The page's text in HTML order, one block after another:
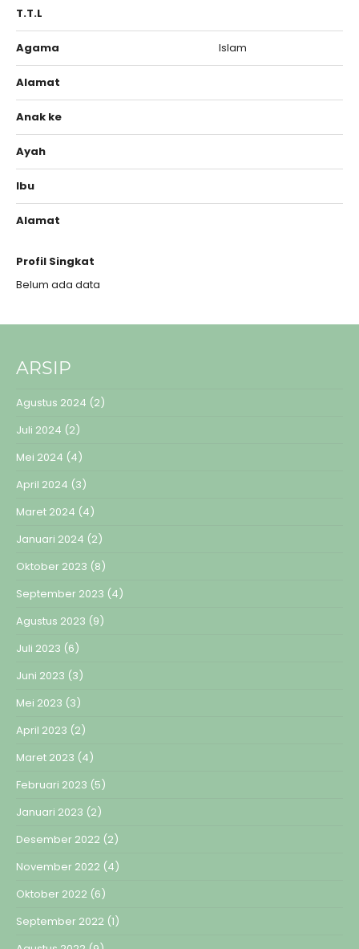
T.T.L
Agama Islam
Alamat
Anak ke
Ayah
Ibu
Alamat
Profil Singkat
Belum ada data
ARSIP
Agustus 2024 (2)
Juli 2024 (2)
Mei 2024 (4)
April 2024 (3)
Maret 2024 (4)
Januari 2024 (2)
Oktober 2023 (8)
September 2023 (4)
Agustus 2023 (9)
Juli 2023 (6)
Juni 2023 (3)
Mei 2023 (3)
April 2023 (2)
Maret 2023 (4)
Februari 2023 (5)
Januari 2023 (2)
Desember 2022 (2)
November 2022 (4)
Oktober 2022 (6)
September 2022 (1)